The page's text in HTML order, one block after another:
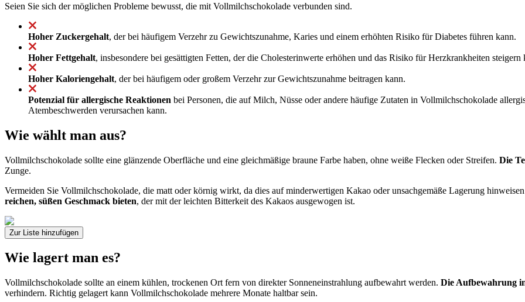
Seien Sie sich der möglichen Probleme bewusst, die mit Vollmilchschokolade verbunden sind.
Hoher Zuckergehalt, der bei häufigem Verzehr zu Gewichtszunahme, Karies und einem erhöhten Risiko für Diabetes führen kann.
Hoher Fettgehalt, insbesondere bei gesättigten Fetten, der die Cholesterinwerte erhöhen und das Risiko für Herzkrankheiten steigern
Hoher Kaloriengehalt, der bei häufigem oder großem Verzehr zur Gewichtszunahme beitragen kann.
Potenzial für allergische Reaktionen bei Personen, die auf Milch, Nüsse oder andere häufige Zutaten in Vollmilchschokolade
Atembeschwerden verursachen kann.
Wie wählt man aus?
Vollmilchschokolade sollte eine glänzende Oberfläche und eine gleichmäßige braune Farbe haben, ohne weiße Flecken oder Streifen. Die
Zunge.
Vermeiden Sie Vollmilchschokolade, die matt oder körnig wirkt, da dies auf minderwertigen Kakao oder unsachgemäße Lagerung
reichen, süßen Geschmack bieten, der mit der leichten Bitterkeit des Kakaos ausgewogen ist.
Zur Liste hinzufügen
Wie lagert man es?
Vollmilchschokolade sollte an einem kühlen, trockenen Ort fern von direkter Sonneneinstrahlung aufbewahrt werden. Die Aufbewahrung
verhindern. Richtig gelagert kann Vollmilchschokolade mehrere Monate haltbar sein.